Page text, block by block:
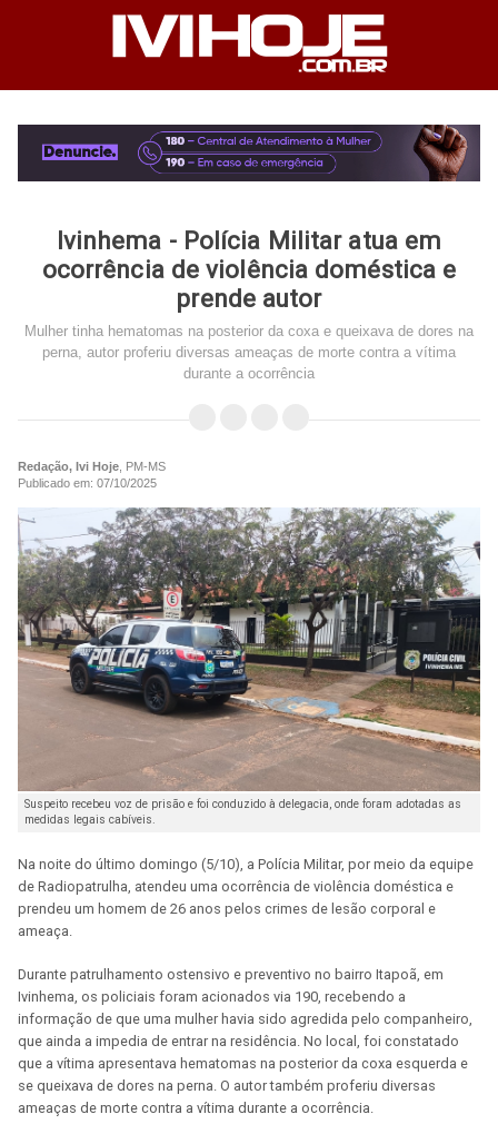
Ivinhema - Polícia Militar atua em
ocorrência de violência doméstica e
prende autor
Mulher tinha hematomas na posterior da coxa e queixava de dores na
perna, autor proferiu diversas ameaças de morte contra a vítima
durante a ocorrência
Redação, Ivi Hoje , PM-MS
Publicado em: 07/10/2025
Suspeito recebeu voz de prisão e foi conduzido à delegacia, onde foram adotadas as
medidas legais cabíveis.
Na noite do último domingo (5/10), a Polícia Militar, por meio da equipe
de Radiopatrulha, atendeu uma ocorrência de violência doméstica e
prendeu um homem de 26 anos pelos crimes de lesão corporal e
ameaça.
Durante patrulhamento ostensivo e preventivo no bairro Itapoã, em
Ivinhema, os policiais foram acionados via 190, recebendo a
informação de que uma mulher havia sido agredida pelo companheiro,
que ainda a impedia de entrar na residência. No local, foi constatado
que a vítima apresentava hematomas na posterior da coxa esquerda e
se queixava de dores na perna. O autor também proferiu diversas
ameaças de morte contra a vítima durante a ocorrência.